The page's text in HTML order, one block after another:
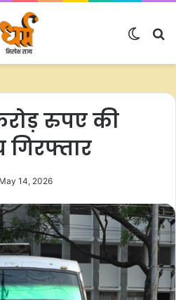
Switch
रुपए की
गिरफ्तार
May 14, 2026